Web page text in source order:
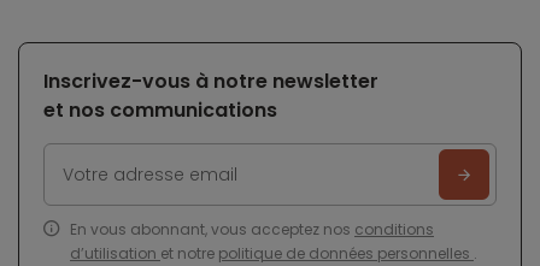
Inscrivez-vous à notre newsletter
et nos communications
En vous abonnant, vous acceptez nos conditions
d’utilisation et notre politique de données personnelles .